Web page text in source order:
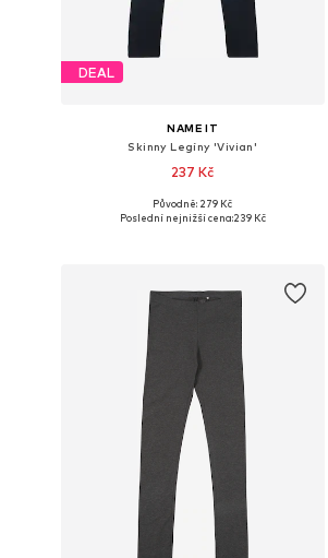
DEAL
NAME IT
Skinny Legíny 'Vivian'
237 Kč
+3
Dostupné v mnoha velikostech
Původně: 279 Kč
Poslední nejnižší cena:239 Kč